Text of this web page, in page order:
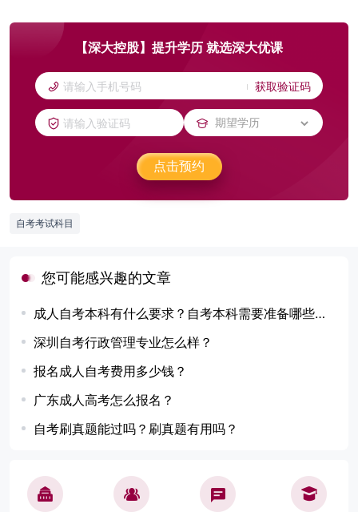
【深大控股】提升学历 就选深大优课
获取验证码
点击预约
自考考试科目
您可能感兴趣的文章
成人自考本科有什么要求？自考本科需要准备哪些资料？
深圳自考行政管理专业怎么样？
报名成人自考费用多少钱？
广东成人高考怎么报名？
自考刷真题能过吗？刷真题有用吗？